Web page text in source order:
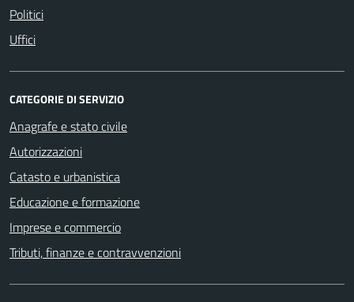
Politici
Uffici
CATEGORIE DI SERVIZIO
Anagrafe e stato civile
Autorizzazioni
Catasto e urbanistica
Educazione e formazione
Imprese e commercio
Tributi, finanze e contravvenzioni